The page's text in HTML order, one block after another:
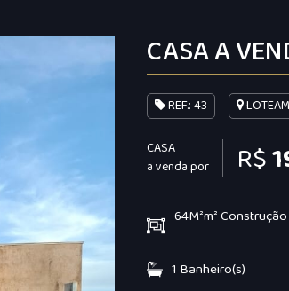
CASA A
REF.: 43
CASA
a venda por
R$
64M²m² Construção
1 Banheiro(s)